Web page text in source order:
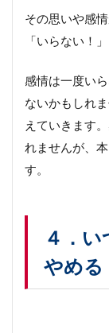
その思いや感
「いらない！
感情は一度い
ないかもしれ
えていきます
れませんが、
す。
４．
やめる